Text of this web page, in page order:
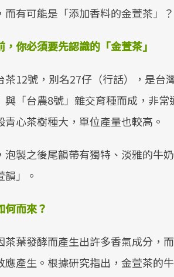
有可能是「添加香料的金萱茶」？
你必須要先認識的「金萱茶」
12號，別名27仔（行話），是台
「台農8號」雜交育種而成，非
心茶樹種大，單位產量也較高。
製之後尾韻帶有獨特、淡雅的牛
」。
何而來？
葉發酵而產生出許多香氣成分，
產生。根據研究指出，金萱茶的
療院所